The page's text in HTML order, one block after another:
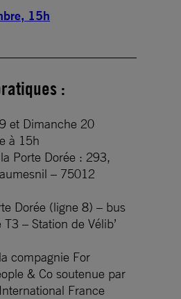
15h
:
et Dimanche 20
à 15h
Porte Dorée : 293,
– 75012
Dorée (ligne 8) – bus
– Station de Vélib’
compagnie For
& Co soutenue par
France